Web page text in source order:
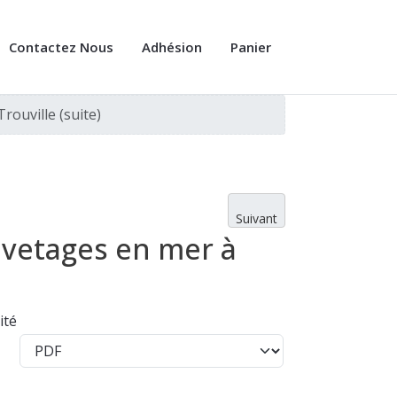
Contactez Nous Adhésion Panier
(suite)
Suivant
en mer à